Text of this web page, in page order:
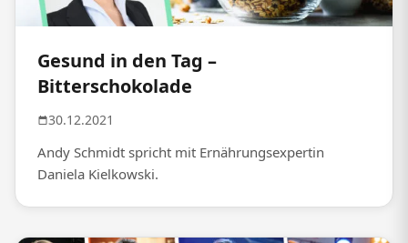
Gesund in den Tag –
Bitterschokolade
30.12.2021
Andy Schmidt spricht mit Ernährungsexpertin
Daniela Kielkowski.